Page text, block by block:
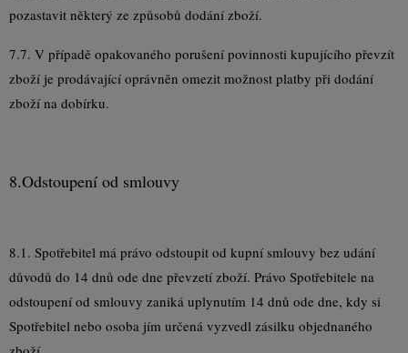
pozastavit některý ze způsobů dodání zboží.
7.7. V případě opakovaného porušení povinnosti kupujícího převzít
zboží je prodávající oprávněn omezit možnost platby při dodání
zboží na dobírku.
8.Odstoupení od smlouvy
8.1. Spotřebitel má právo odstoupit od kupní smlouvy bez udání
důvodů do 14 dnů ode dne převzetí zboží. Právo Spotřebitele na
odstoupení od smlouvy zaniká uplynutím 14 dnů ode dne, kdy si
Spotřebitel nebo osoba jím určená vyzvedl zásilku objednaného